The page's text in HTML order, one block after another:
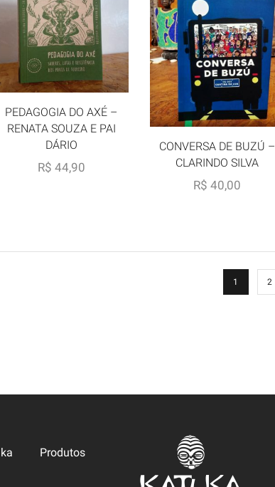
PEDAGOGIA DO AXÉ –
RENATA SOUZA E PAI
DÁRIO
R$ 44,90
CONVERSA DE BUZÚ –
CLARINDO SILVA
R$ 40,00
1 2
Produtos